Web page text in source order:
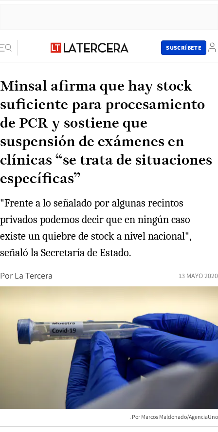
SUSCRÍBETE
Minsal afirma que hay stock
suficiente para procesamiento
de PCR y sostiene que
suspensión de exámenes en
clínicas “se trata de situaciones
específicas”
"Frente a lo señalado por algunas recintos
privados podemos decir que en ningún caso
existe un quiebre de stock a nivel nacional",
señaló la Secretaría de Estado.
Por La Tercera 13 MAYO 2020
Marcos Maldonado/AgenciaUno